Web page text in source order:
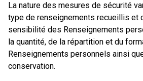
La nature des mesures de sécurité
type de renseignements recueillis et
sensibilité des Renseignements
la quantité, de la répartition et du
Renseignements personnels ainsi
conservation.